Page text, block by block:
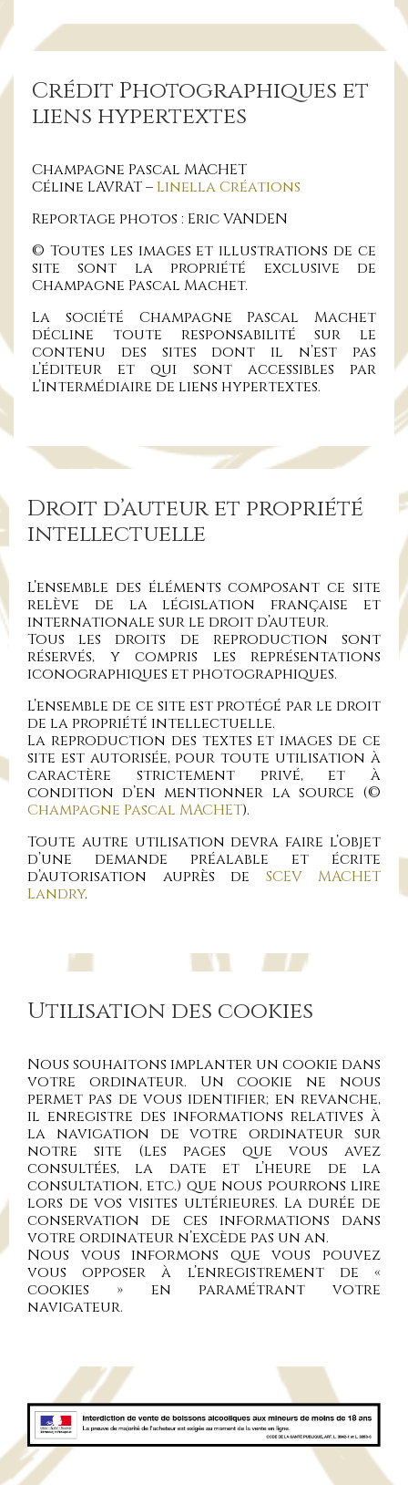
Crédit Photographiques et
liens hypertextes
Champagne Pascal MACHET
Céline LAVRAT – Linella Créations
Reportage photos : Eric VANDEN
© Toutes les images et illustrations de ce
site sont la propriété exclusive de
Champagne Pascal Machet.
La société Champagne Pascal Machet
décline toute responsabilité sur le
contenu des sites dont il n’est pas
l’éditeur et qui sont accessibles par
l’intermédiaire de liens hypertextes.
Droit d’auteur et propriété
intellectuelle
L’ensemble des éléments composant ce site
relève de la législation française et
internationale sur le droit d’auteur.
Tous les droits de reproduction sont
réservés, y compris les représentations
iconographiques et photographiques.
L’ensemble de ce site est protégé par le droit
de la propriété intellectuelle.
La reproduction des textes et images de ce
site est autorisée, pour toute utilisation à
caractère strictement privé, et à
condition d’en mentionner la source (©
Champagne Pascal MACHET).
Toute autre utilisation devra faire l’objet
d’une demande préalable et écrite
d’autorisation auprès de SCEV MACHET
Landry.
Utilisation des cookies
Nous souhaitons implanter un cookie dans
votre ordinateur. Un cookie ne nous
permet pas de vous identifier; en revanche,
il enregistre des informations relatives à
la navigation de votre ordinateur sur
notre site (les pages que vous avez
consultées, la date et l’heure de la
consultation, etc.) que nous pourrons lire
lors de vos visites ultérieures. La durée de
conservation de ces informations dans
votre ordinateur n’excède pas un an.
Nous vous informons que vous pouvez
vous opposer à l’enregistrement de «
cookies » en paramétrant votre
navigateur.